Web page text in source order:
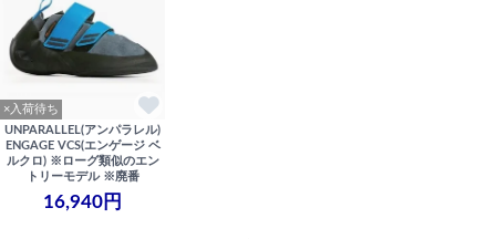
×入荷待ち
UNPARALLEL(アンパラレル)
ENGAGE VCS(エンゲージ ベ
ルクロ) ※ローグ類似のエン
トリーモデル ※廃番
16,940円